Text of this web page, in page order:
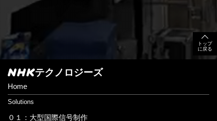
トップ
に戻る
テクノロジーズ
Home
Solutions
０１：大型国際信号制作